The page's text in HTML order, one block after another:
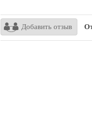
Добавить отзыв